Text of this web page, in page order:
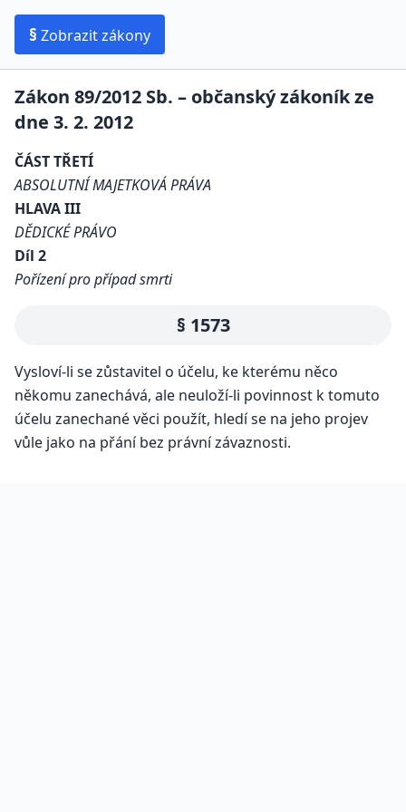
§ Zobrazit zákony
Zákon 89/2012 Sb. – občanský zákoník ze
dne 3. 2. 2012
ČÁST TŘETÍ
ABSOLUTNÍ MAJETKOVÁ PRÁVA
HLAVA III
DĚDICKÉ PRÁVO
Díl 2
Pořízení pro případ smrti
§ 1573
Vysloví-li se zůstavitel o účelu, ke kterému něco
někomu zanechává, ale neuloží-li povinnost k tomuto
účelu zanechané věci použít, hledí se na jeho projev
vůle jako na přání bez právní závaznosti.